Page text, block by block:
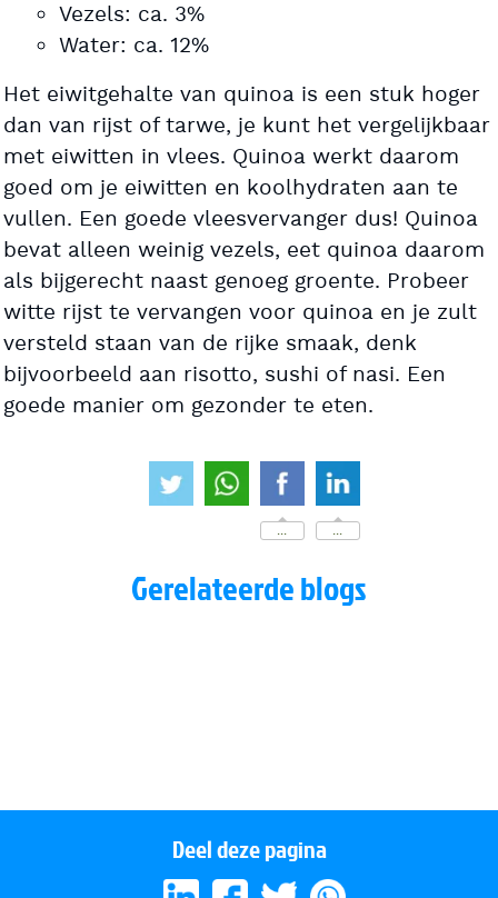
Vezels: ca. 3%
Water: ca. 12%
Het eiwitgehalte van quinoa is een stuk hoger
dan van rijst of tarwe, je kunt het vergelijkbaar
met eiwitten in vlees. Quinoa werkt daarom
goed om je eiwitten en koolhydraten aan te
vullen. Een goede vleesvervanger dus! Quinoa
bevat alleen weinig vezels, eet quinoa daarom
als bijgerecht naast genoeg groente. Probeer
witte rijst te vervangen voor quinoa en je zult
versteld staan van de rijke smaak, denk
bijvoorbeeld aan risotto, sushi of nasi. Een
goede manier om gezonder te eten.
... ...
Gerelateerde blogs
Deel deze pagina